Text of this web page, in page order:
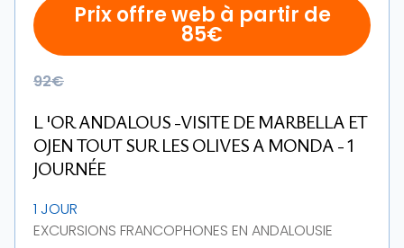
Prix offre web à partir de
85€
92€
L 'OR ANDALOUS -VISITE DE MARBELLA ET
OJEN TOUT SUR LES OLIVES A MONDA - 1
JOURNÉE
1 JOUR
EXCURSIONS FRANCOPHONES EN ANDALOUSIE